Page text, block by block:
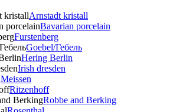
Arnstadt kristall
Bavarian porcelain
Furstenberg
Goebel/Гебель
Hering Berlin
Irish dresden
Meissen
Ritzenhoff
Robbe and Berking